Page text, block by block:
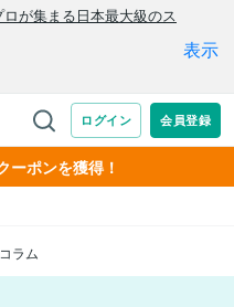
ーポンを獲得！
コラム